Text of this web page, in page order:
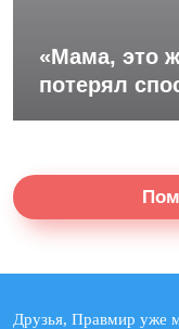
«Мама, это
потерял
Друзья, Правмир уже